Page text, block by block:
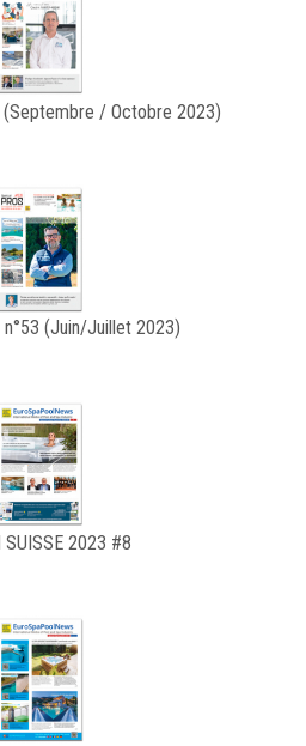
(Septembre / Octobre 2023)
n°53 (Juin/Juillet 2023)
SUISSE 2023 #8